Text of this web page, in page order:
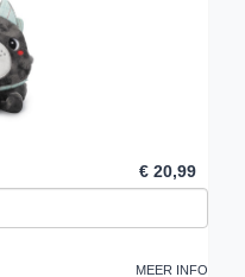
€ 20,99
MEER INFO